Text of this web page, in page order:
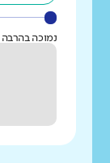
נמוכה בהרבה